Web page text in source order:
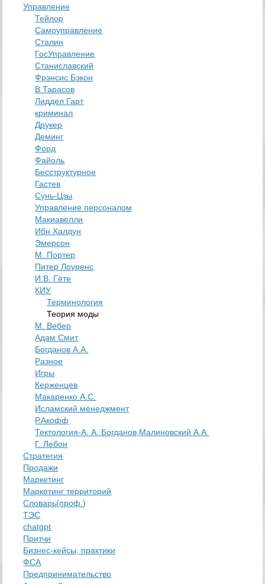
Управление
Тейлор
Самоуправление
Сталин
ГосУправление
Станиславский
Фрэнсис Бэкон
В.Тарасов
Лиддел Гарт
криминал
Друкер
Деминг
Форд
Файоль
Бесструктурное
Гастев
Сунь-Цзы
Управление персоналом
Макиавелли
Ибн Халдун
Эмерсон
М. Портер
Питер Лоуренс
И.В. Гёте
КИУ
Терминология
Теория моды
М. Вебер
Адам Смит
Богданов А.А.
Разное
Игры
Керженцев
Макаренко А.С.
Исламский менеджмент
Р.Акофф
Тектология-А. А. Богданов,Малиновский А.А.
​Г. Лебон
Стратегия
Продажи
Маркетинг
Маркетинг территорий
Словарь(проф.)
ТЭС
chatgpt
Притчи
Бизнес-кейсы, практики
ФСА
Предпринимательство